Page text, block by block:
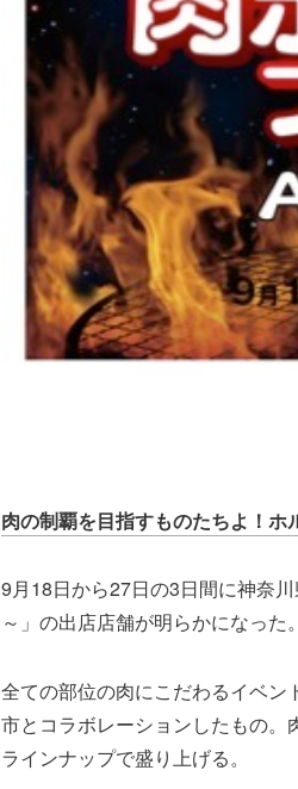
肉の制覇を目指すものたちよ！ホ
9月18日から27日の3日間に神奈
～」の出店店舗が明らかになった。
全ての部位の肉にこだわるイベ
市とコラボレーションしたもの。
ラインナップで盛り上げる。